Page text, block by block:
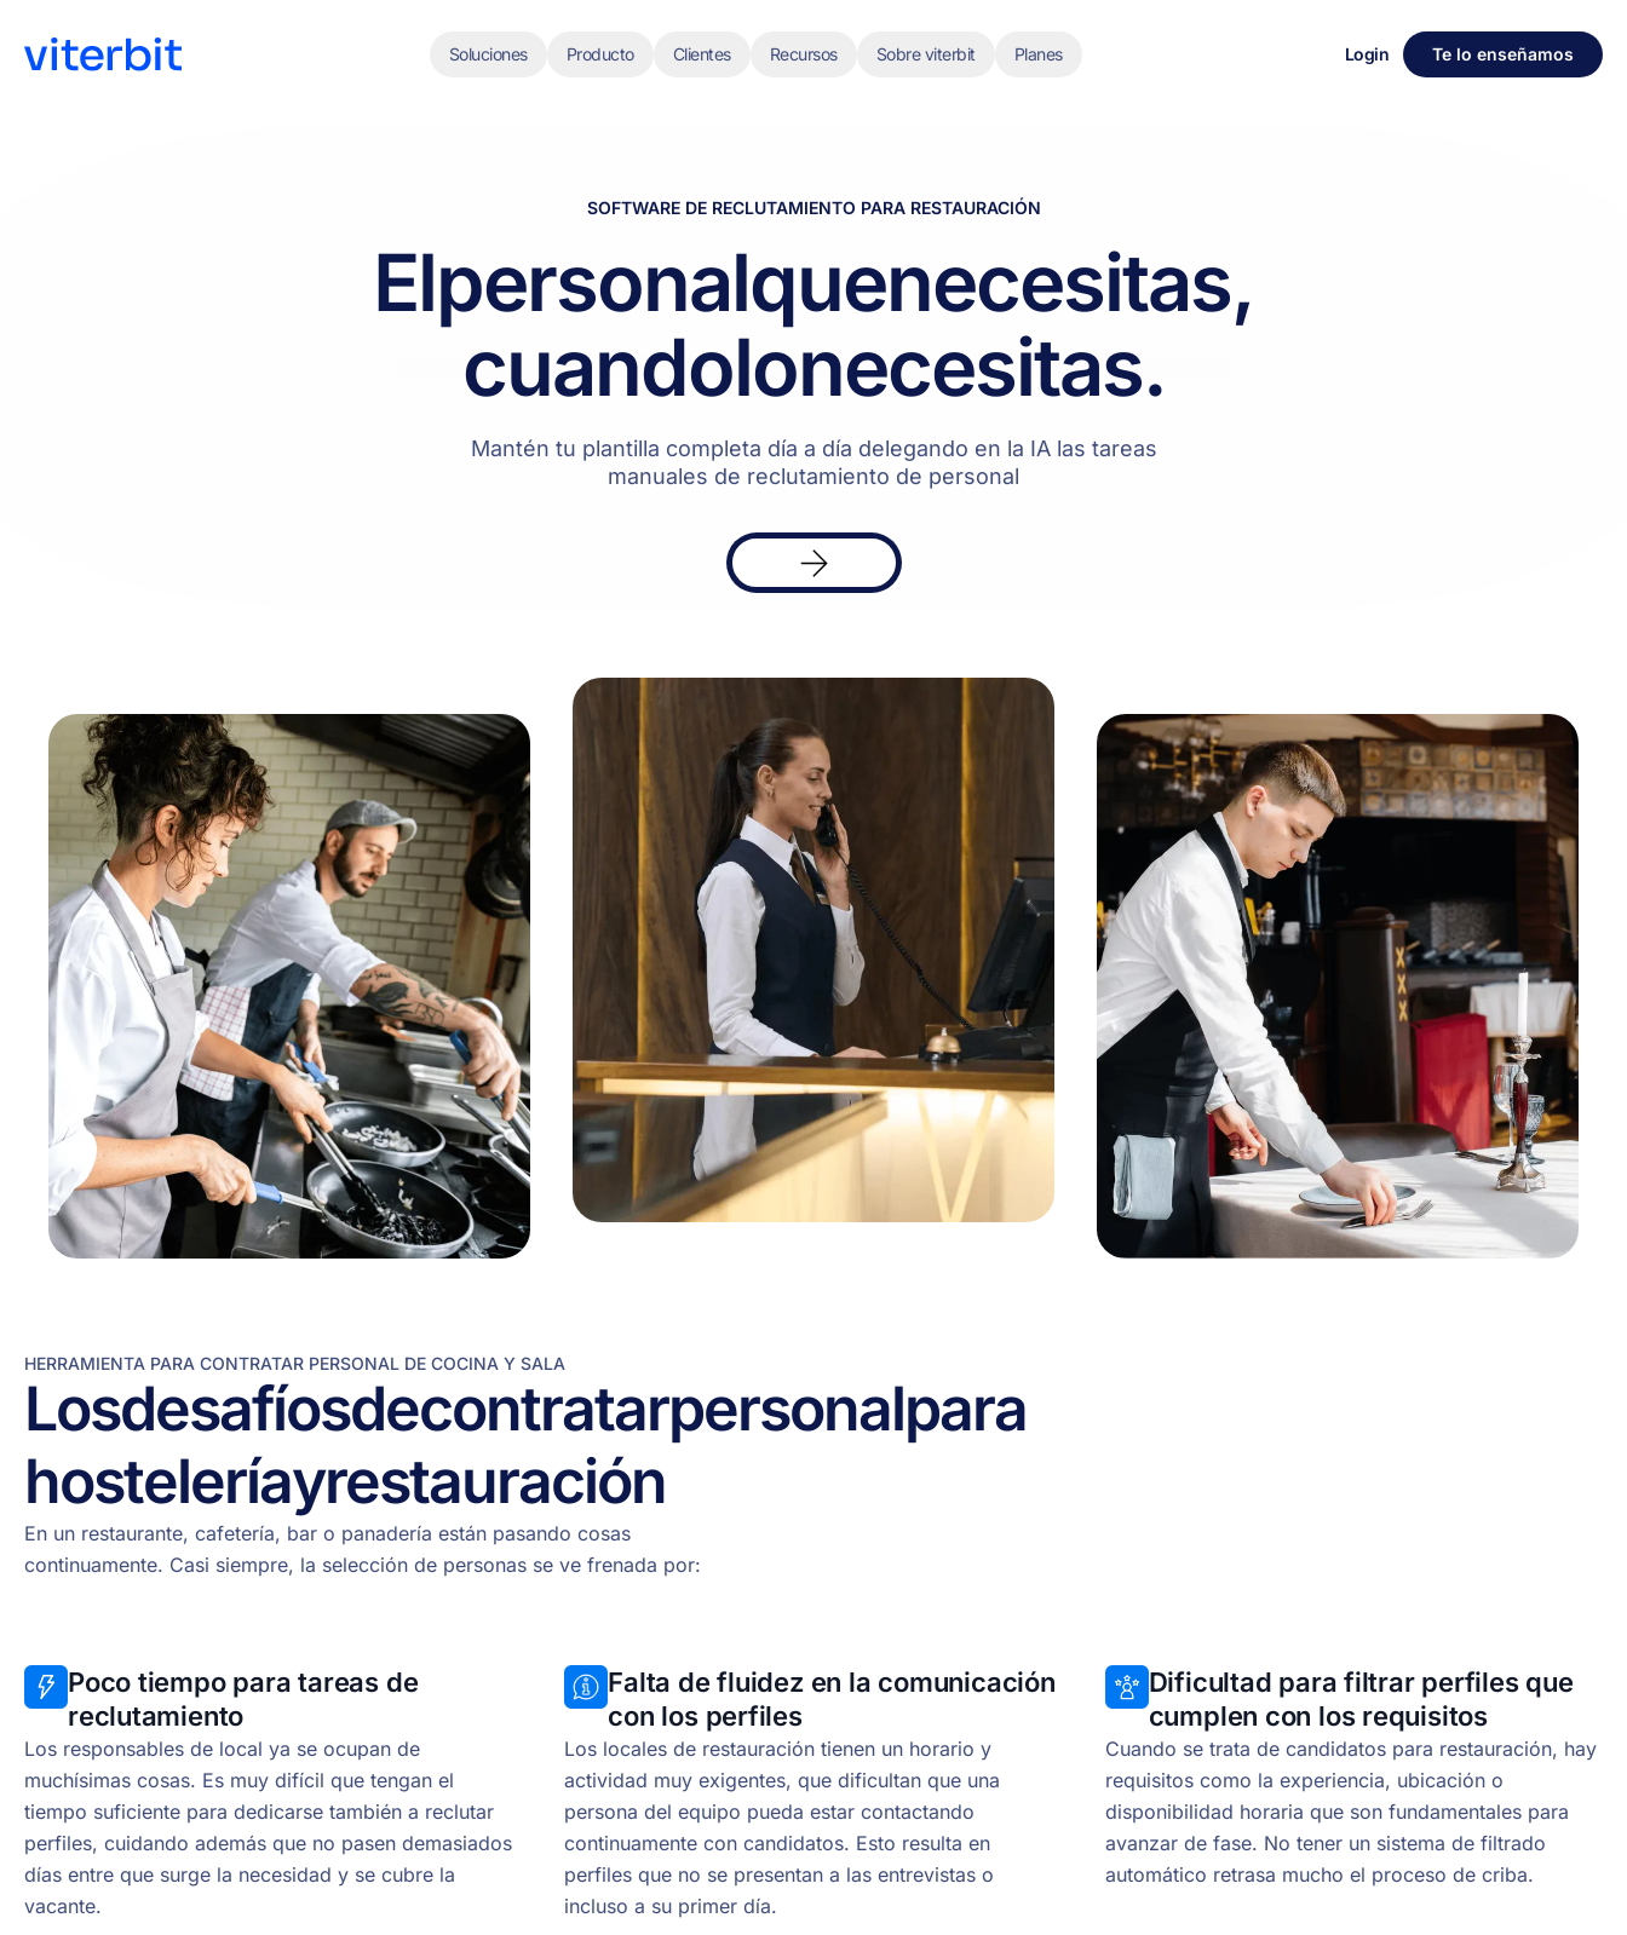
Login Te lo enseñamos
Soluciones Producto Clientes Recursos Sobre viterbit Planes
SOFTWARE DE RECLUTAMIENTO PARA RESTAURACIÓN
Elpersonalquenecesitas,
cuandolonecesitas.
Mantén tu plantilla completa día a día delegando en la IA las tareas
manuales de reclutamiento de personal
Solicitar
una
demo
HERRAMIENTA PARA CONTRATAR PERSONAL DE COCINA Y SALA
Losdesafíosdecontratarpersonalpara
hosteleríayrestauración
En un restaurante, cafetería, bar o panadería están pasando cosas
continuamente. Casi siempre, la selección de personas se ve frenada por:
Poco tiempo para tareas de
reclutamiento
Los responsables de local ya se ocupan de
muchísimas cosas. Es muy difícil que tengan el
tiempo suficiente para dedicarse también a reclutar
perfiles, cuidando además que no pasen demasiados
días entre que surge la necesidad y se cubre la
vacante.
Falta de fluidez en la comunicación
con los perfiles
Los locales de restauración tienen un horario y
actividad muy exigentes, que dificultan que una
persona del equipo pueda estar contactando
continuamente con candidatos. Esto resulta en
perfiles que no se presentan a las entrevistas o
incluso a su primer día.
Dificultad para filtrar perfiles que
cumplen con los requisitos
Cuando se trata de candidatos para restauración, hay
requisitos como la experiencia, ubicación o
disponibilidad horaria que son fundamentales para
avanzar de fase. No tener un sistema de filtrado
automático retrasa mucho el proceso de criba.